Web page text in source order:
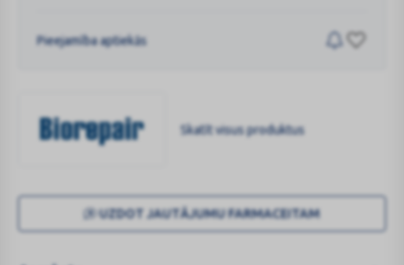
Pieejamība aptiekās
Skatīt visus produktus
UZDOT JAUTĀJUMU FARMACEITAM